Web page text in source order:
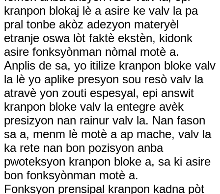
kranpon blokaj lè a asire ke valv la pa
pral tonbe akòz adezyon materyèl
etranje oswa lòt faktè ekstèn, kidonk
asire fonksyònman nòmal motè a.
Anplis de sa, yo itilize kranpon bloke valv
la lè yo aplike presyon sou resò valv la
atravè yon zouti espesyal, epi answit
kranpon bloke valv la entegre avèk
presizyon nan rainur valv la. Nan fason
sa a, menm lè motè a ap mache, valv la
ka rete nan bon pozisyon anba
pwoteksyon kranpon bloke a, sa ki asire
bon fonksyònman motè a.
Fonksyon prensipal kranpon kadna pòt